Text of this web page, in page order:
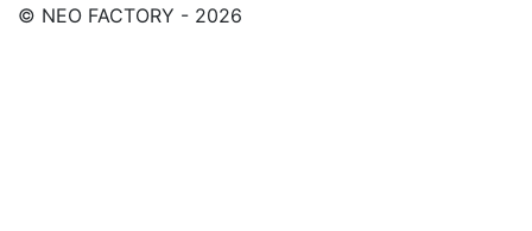
© NEO FACTORY - 2026